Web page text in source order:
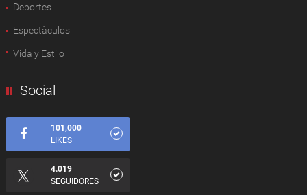
Deportes
Espectàculos
Vida y Estilo
Social
101,000
LIKES
4.019
SEGUIDORES